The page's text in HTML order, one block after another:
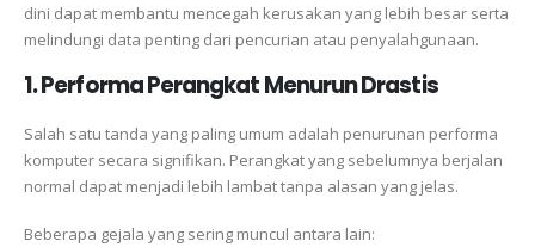
dini dapat membantu mencegah kerusakan yang lebih besar serta
melindungi data penting dari pencurian atau penyalahgunaan.
1. Performa Perangkat Menurun Drastis
Salah satu tanda yang paling umum adalah penurunan performa
komputer secara signifikan. Perangkat yang sebelumnya berjalan
normal dapat menjadi lebih lambat tanpa alasan yang jelas.
Beberapa gejala yang sering muncul antara lain: